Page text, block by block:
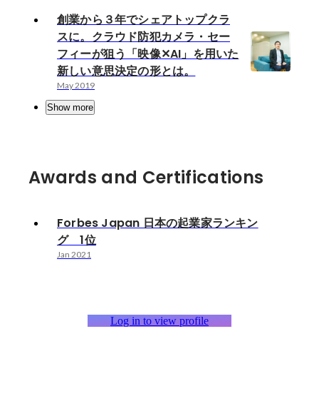
創業から３年でシェアトップクラ
スに。クラウド防犯カメラ・セー
フィーが狙う「映像✕AI」を用いた
新しい意思決定の形とは。
May 2019
Show more
Awards and Certifications
Forbes Japan 日本の起業家ランキン
グ 1位
Jan 2021
Log in to view profile